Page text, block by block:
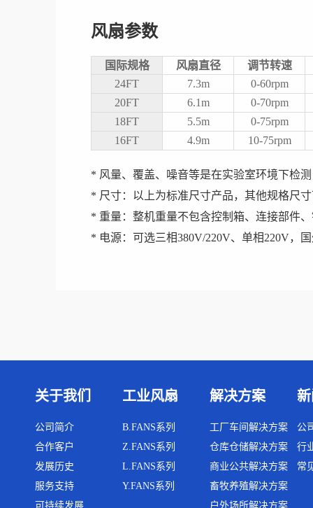
风扇参数
国际规格 风扇直径 调节转速
24FT
7.3m 0-60rpm
20FT
6.1m 0-70rpm
18FT
5.5m 0-75rpm
16FT
4.9m 10-75rpm
* 风量、覆盖、噪音等是在实验室环境下检测
* 尺寸：以上为标准尺寸产品，其他规格尺寸
* 重量：整机重量不包含控制箱、连接部件、
* 电源：可选三相380V/220V、单相220V，国
关于我们
公司简介
合作客户
发展历史
服务支持
可持续发展
工业风扇
B.FANS系列
Z.FANS系列
L.FANS系列
Y.FANS系列
解决方案
工厂车间解决方案
仓库仓储解决方案
商业公共解决方案
畜牧养殖解决方案
户外场所解决方案
公
行
常